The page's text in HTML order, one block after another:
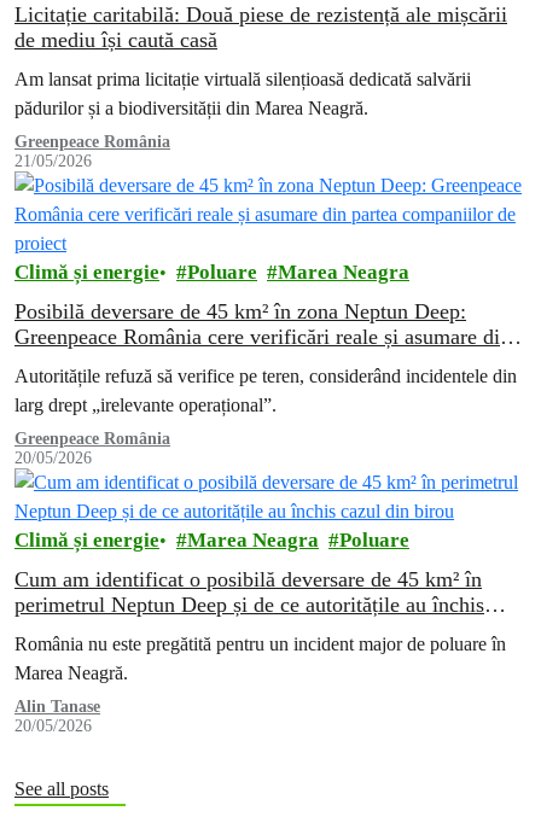
Licitație caritabilă: Două piese de rezistență ale mișcării
de mediu își caută casă
Am lansat prima licitație virtuală silențioasă dedicată salvării
pădurilor și a biodiversității din Marea Neagră.
Greenpeace România
21/05/2026
Climă și energie Poluare Marea Neagra
Posibilă deversare de 45 km² în zona Neptun Deep:
Greenpeace România cere verificări reale și asumare din
Autoritățile refuză să verifice pe teren, considerând incidentele din
larg drept „irelevante operațional”.
Greenpeace România
20/05/2026
Climă și energie Marea Neagra Poluare
Cum am identificat o posibilă deversare de 45 km² în
perimetrul Neptun Deep și de ce autoritățile au închis
România nu este pregătită pentru un incident major de poluare în
Marea Neagră.
Alin Tanase
20/05/2026
See all posts